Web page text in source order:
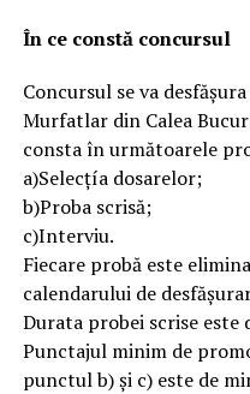
În ce constă concursul
Concursul se va
Murfatlar din Calea
consta în următoarele
a)Selecțía dosarelor;
b)Proba scrisă;
c)Interviu.
Fiecare probă este
calendarului de
Durata probei scrise este
Punctajul minim de
punctul b) și c) este de